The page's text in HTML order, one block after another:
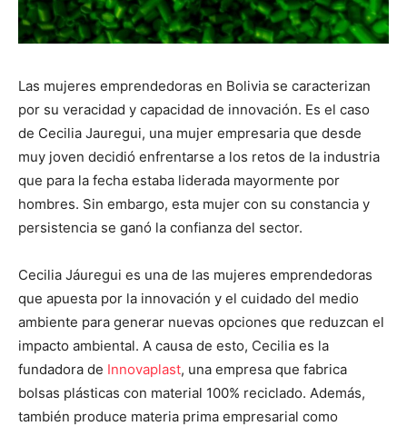
Las mujeres emprendedoras en Bolivia se caracterizan
por su veracidad y capacidad de innovación. Es el caso
de Cecilia Jauregui, una mujer empresaria que desde
muy joven decidió enfrentarse a los retos de la industria
que para la fecha estaba liderada mayormente por
hombres. Sin embargo, esta mujer con su constancia y
persistencia se ganó la confianza del sector.
Cecilia Jáuregui es una de las mujeres emprendedoras
que apuesta por la innovación y el cuidado del medio
ambiente para generar nuevas opciones que reduzcan el
impacto ambiental. A causa de esto, Cecilia es la
fundadora de Innovaplast, una empresa que fabrica
bolsas plásticas con material 100% reciclado. Además,
también produce materia prima empresarial como